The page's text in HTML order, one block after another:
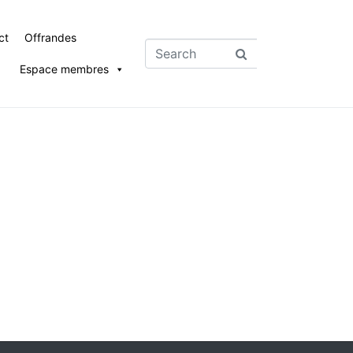
Offrandes
Espace membres